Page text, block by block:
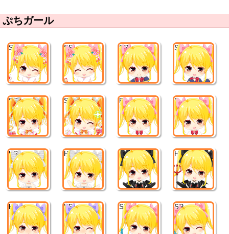
ぷちガール
SR SR SR SR
SR SR R R
HR HR HR HR
HR HR SR SR